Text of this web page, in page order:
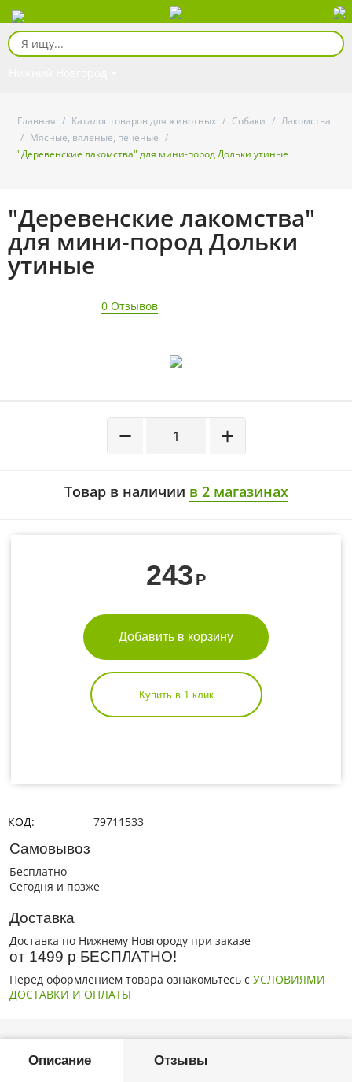
Главная / Каталог товаров для животных / Собаки / Лакомства
/ Мясные, вяленые, печеные /
"Деревенские лакомства" для мини-пород Дольки утиные
"Деревенские лакомства"
для мини-пород Дольки
утиные
0 Отзывов
+
−
Товар в наличии в 2 магазинах
243 Р
Добавить в корзину
Купить в 1 клик
КОД: 79711533
Самовывоз
Бесплатно
Сегодня и позже
Доставка
Доставка по Нижнему Новгороду при заказе
от 1499 р БЕСПЛАТНО!
Перед оформлением товара ознакомьтесь с УСЛОВИЯМИ
ДОСТАВКИ И ОПЛАТЫ
Описание Отзывы